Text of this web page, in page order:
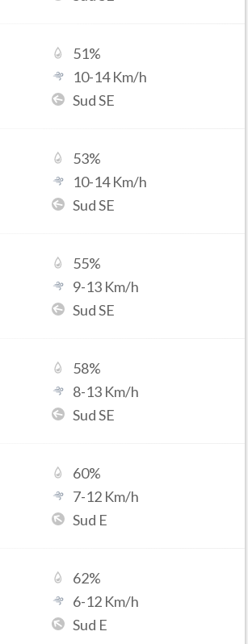
51%
10-14Km/h
Sud SE
53%
10-14Km/h
Sud SE
55%
9-13 Km/h
Sud SE
58%
8-13 Km/h
Sud SE
60%
7-12 Km/h
Sud E
62%
6-12 Km/h
Sud E